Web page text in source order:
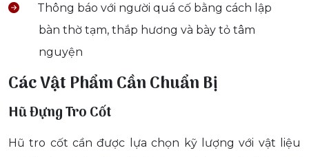
Thông báo với người quá cố bằng cách lập
bàn thờ tạm, thắp hương và bày tỏ tâm
nguyện
Các Vật Phẩm Cần Chuẩn Bị
Hũ Đựng Tro Cốt
Hũ tro cốt cần được lựa chọn kỹ lượng với vật liệu